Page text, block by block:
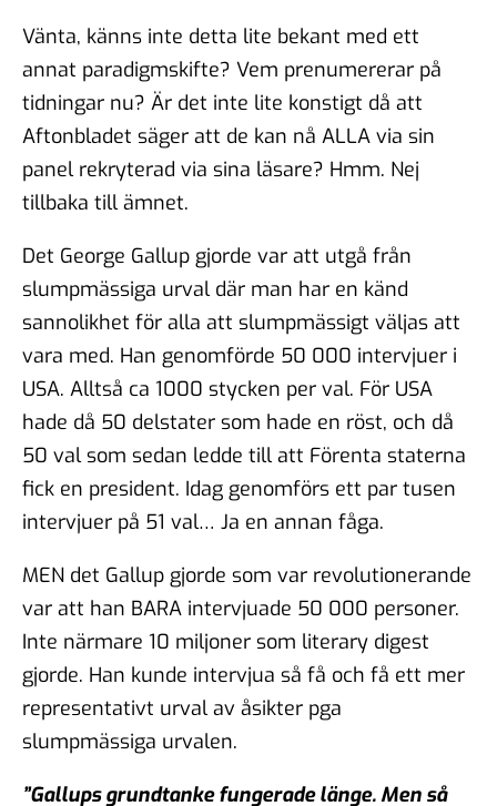
Vänta, känns inte detta lite bekant med ett
annat paradigmskifte? Vem prenumererar på
tidningar nu? Är det inte lite konstigt då att
Aftonbladet säger att de kan nå ALLA via sin
panel rekryterad via sina läsare? Hmm. Nej
tillbaka till ämnet.
Det George Gallup gjorde var att utgå från
slumpmässiga urval där man har en känd
sannolikhet för alla att slumpmässigt väljas att
vara med. Han genomförde 50 000 intervjuer i
USA. Alltså ca 1000 stycken per val. För USA
hade då 50 delstater som hade en röst, och då
50 val som sedan ledde till att Förenta staterna
fick en president. Idag genomförs ett par tusen
intervjuer på 51 val… Ja en annan fåga.
MEN det Gallup gjorde som var revolutionerande
var att han BARA intervjuade 50 000 personer.
Inte närmare 10 miljoner som literary digest
gjorde. Han kunde intervjua så få och få ett mer
representativt urval av åsikter pga
slumpmässiga urvalen.
”Gallups grundtanke fungerade länge. Men så